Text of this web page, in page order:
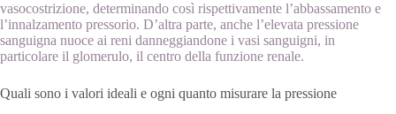
vasocostrizione, determinando così rispettivamente l’abbassamento e
l’innalzamento pressorio. D’altra parte, anche l’elevata pressione
sanguigna nuoce ai reni danneggiandone i vasi sanguigni, in
particolare il glomerulo, il centro della funzione renale.
Quali sono i valori ideali e ogni quanto misurare la pressione